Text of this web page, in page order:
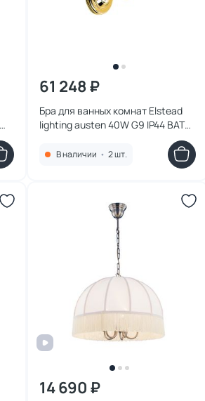
61 248 ₽
Бра для ванных комнат Elstead
lighting austen 40W G9 IP44 BATH-
В наличии • 2 шт.
14 690 ₽